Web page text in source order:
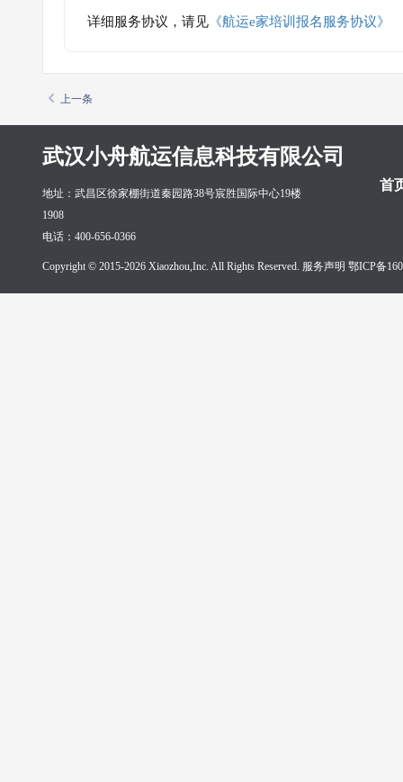
详细服务协议，请见 《航运e家培训报名服务协议》
上一条
武汉小舟航运信息科技有限公司
首
地址：武昌区徐家棚街道秦园路38号宸胜国际中心19楼
1908
电话：400-656-0366
Copyright © 2015-2026 Xiaozhou,Inc. All Rights Reserved. 服务声明 鄂ICP备